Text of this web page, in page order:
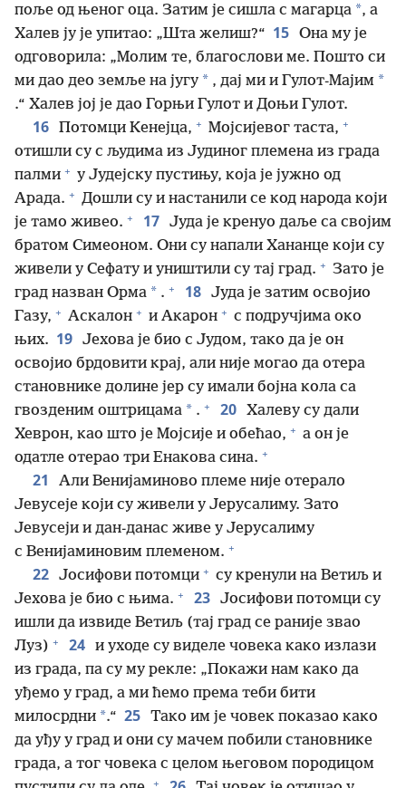
поље од њеног оца. Затим је сишла с магарца *, а
Халев ју је упитао: „Шта желиш?“ 15 Она му је
одговорила: „Молим те, благослови ме. Пошто си
ми дао део земље на југу * , дај ми и Гулот-Мајим *
.“ Халев јој је дао Горњи Гулот и Доњи Гулот.
16 Потомци Кенејца, + Мојсијевог таста, +
отишли су с људима из Јудиног племена из града
палми + у Јудејску пустињу, која је јужно од
Арада. + Дошли су и настанили се код народа који
је тамо живео. + 17 Јуда је кренуо даље са својим
братом Симеоном. Они су напали Хананце који су
живели у Сефату и уништили су тај град. + Зато је
град назван Орма * . + 18 Јуда је затим освојио
Газу, + Аскалон + и Акарон + с подручјима око
њих. 19 Јехова је био с Јудом, тако да је он
освојио брдовити крај, али није могао да отера
становнике долине јер су имали бојна кола са
гвозденим оштрицама * . + 20 Халеву су дали
Хеврон, као што је Мојсије и обећао, + а он је
одатле отерао три Енакова сина. +
21
Али Венијаминово племе није отерало
Јевусеје који су живели у Јерусалиму. Зато
Јевусеји и дан-данас живе у Јерусалиму
с Венијаминовим племеном. +
22 Јосифови потомци + су кренули на Ветиљ и
Јехова је био с њима. + 23 Јосифови потомци су
ишли да извиде Ветиљ (тај град се раније звао
Луз) + 24 и уходе су виделе човека како излази
из града, па су му рекле: „Покажи нам како да
уђемо у град, а ми ћемо према теби бити
милосрдни *.“ 25 Тако им је човек показао како
да уђу у град и они су мачем побили становнике
града, а тог човека с целом његовом породицом
+